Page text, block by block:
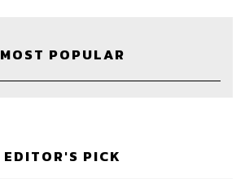
MOST POPULAR
EDITOR'S PICK